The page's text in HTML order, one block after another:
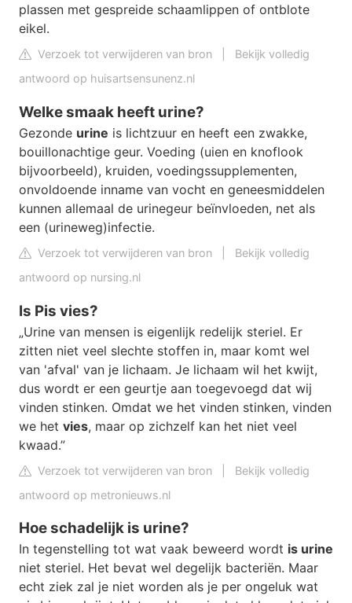
plassen met gespreide schaamlippen of ontblote
eikel.
Verzoek tot verwijderen van bron
Bekijk volledig
antwoord op huisartsensunenz.nl
Welke smaak heeft urine?
Gezonde urine is lichtzuur en heeft een zwakke,
bouillonachtige geur. Voeding (uien en knoflook
bijvoorbeeld), kruiden, voedingssupplementen,
onvoldoende inname van vocht en geneesmiddelen
kunnen allemaal de urinegeur beïnvloeden, net als
een (urineweg)infectie.
Verzoek tot verwijderen van bron
Bekijk volledig
antwoord op nursing.nl
Is Pis vies?
„Urine van mensen is eigenlijk redelijk steriel. Er
zitten niet veel slechte stoffen in, maar komt wel
van 'afval' van je lichaam. Je lichaam wil het kwijt,
dus wordt er een geurtje aan toegevoegd dat wij
vinden stinken. Omdat we het vinden stinken, vinden
we het vies, maar op zichzelf kan het niet veel
kwaad.”
Verzoek tot verwijderen van bron
Bekijk volledig
antwoord op metronieuws.nl
Hoe schadelijk is urine?
In tegenstelling tot wat vaak beweerd wordt is urine
niet steriel. Het bevat wel degelijk bacteriën. Maar
echt ziek zal je niet worden als je per ongeluk wat